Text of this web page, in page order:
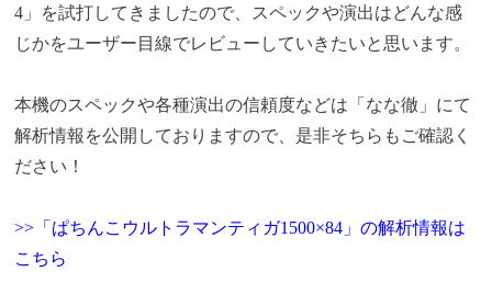
4」を試打してきましたので 、スペックや演出はどんな感
じかをユーザー目線でレビューしていきたいと思います。
本機のスペックや各種演出の信頼度などは「なな徹」にて
解析情報を公開しておりますので、是非そちらもご確認く
ださい！
>>「ぱちんこウルトラマンティガ1500×84」の解析情報は
こちら